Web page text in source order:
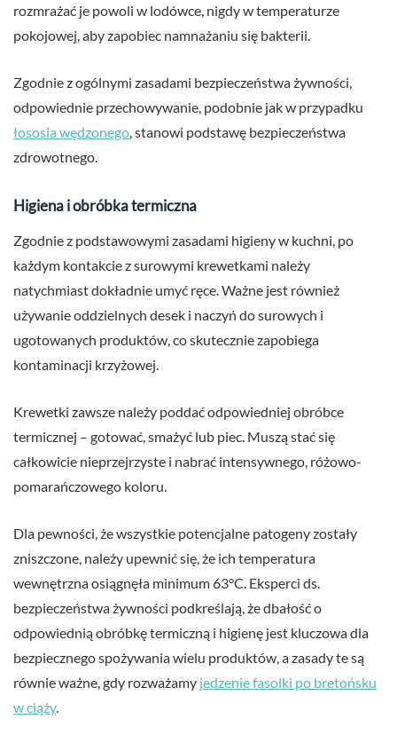
rozmrażać je powoli w lodówce, nigdy w temperaturze
pokojowej, aby zapobiec namnażaniu się bakterii.
Zgodnie z ogólnymi zasadami bezpieczeństwa żywności,
odpowiednie przechowywanie, podobnie jak w przypadku
łososia wędzonego , stanowi podstawę bezpieczeństwa
zdrowotnego.
Higiena i obróbka termiczna
Zgodnie z podstawowymi zasadami higieny w kuchni, po
każdym kontakcie z surowymi krewetkami należy
natychmiast dokładnie umyć ręce. Ważne jest również
używanie oddzielnych desek i naczyń do surowych i
ugotowanych produktów, co skutecznie zapobiega
kontaminacji krzyżowej.
Krewetki zawsze należy poddać odpowiedniej obróbce
termicznej – gotować, smażyć lub piec. Muszą stać się
całkowicie nieprzejrzyste i nabrać intensywnego, różowo-
pomarańczowego koloru.
Dla pewności, że wszystkie potencjalne patogeny zostały
zniszczone, należy upewnić się, że ich temperatura
wewnętrzna osiągnęła minimum 63°C. Eksperci ds.
bezpieczeństwa żywności podkreślają, że dbałość o
odpowiednią obróbkę termiczną i higienę jest kluczowa dla
bezpiecznego spożywania wielu produktów, a zasady te są
równie ważne, gdy rozważamy jedzenie fasolki po bretońsku
w ciąży.